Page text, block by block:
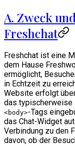
A. Zweck
Freshchat
Freshchat ist eine
dem Hause
ermöglicht,
in Echtzeit zu
Website erfolgt
das typischerweise
<body>-Tags
das Chat-Widget
Verbindung zu den
davon, ob der